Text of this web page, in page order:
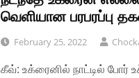
வெளியான பரபரப்பு
February 25, 2022
கீவ்: உக்ரைனில் நாட்டில் போர்